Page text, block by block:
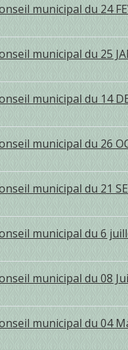
municipal du 24
municipal du 25
municipal du 14
municipal du 26
municipal du 21
municipal du 6
municipal du 08
municipal du 04